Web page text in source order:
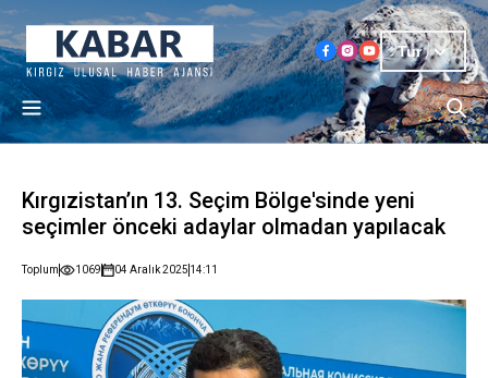
Tur
Kırgızistan’ın 13. Seçim Bölge'sinde yeni
seçimler önceki adaylar olmadan yapılacak
Toplum 1069 04 Aralık 2025 14:11